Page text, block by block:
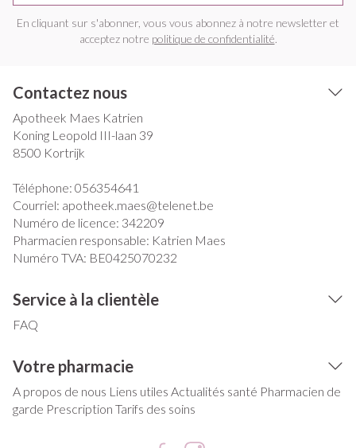
En cliquant sur s'abonner, vous vous abonnez à notre newsletter et
acceptez notre politique de confidentialité.
Contactez nous
Apotheek Maes Katrien
Koning Leopold III-laan 39
8500 Kortrijk
Téléphone: 056354641
Courriel: apotheek.maes@telenet.be
Numéro de licence: 342209
Pharmacien responsable: Katrien Maes
Numéro TVA: BE0425070232
Service à la clientèle
FAQ
Votre pharmacie
A propos de nous Liens utiles Actualités santé Pharmacien de
garde Prescription Tarifs des soins